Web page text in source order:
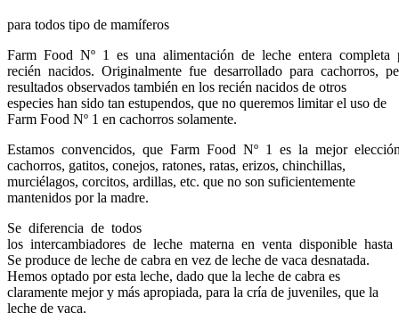
para todos tipo de mamíferos
Farm Food Nº 1 es una alimentación de leche entera completa
recién nacidos. Originalmente fue desarrollado para cachorros,
resultados observados también en los recién nacidos de otros
especies han sido tan estupendos, que no queremos limitar el uso de
Farm Food Nº 1 en cachorros solamente.
Estamos convencidos, que Farm Food Nº 1 es la mejor
cachorros, gatitos, conejos, ratones, ratas, erizos, chinchillas,
murciélagos, corcitos, ardillas, etc. que no son suficientemente
mantenidos por la madre.
Se diferencia de todos
los intercambiadores de leche materna en venta disponible hasta
Se produce de leche de cabra en vez de leche de vaca desnatada.
Hemos optado por esta leche, dado que la leche de cabra es
claramente mejor y más apropiada, para la cría de juveniles, que la
leche de vaca.